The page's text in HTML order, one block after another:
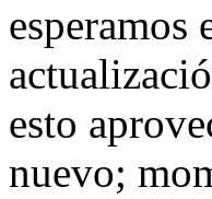
esperamos
esto
nuevo;